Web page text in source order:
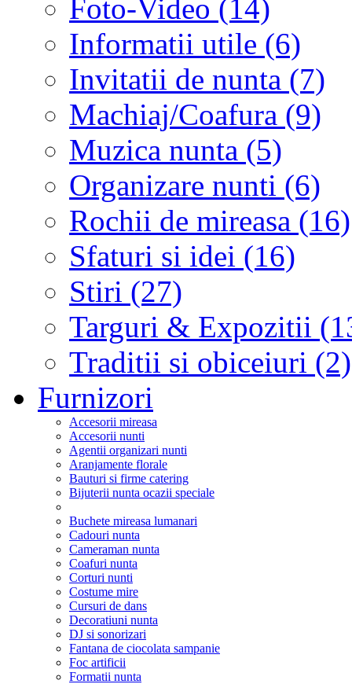
Foto-Video (14)
Informatii utile (6)
Invitatii de nunta (7)
Machiaj/Coafura (9)
Muzica nunta (5)
Organizare nunti (6)
Rochii de mireasa (16)
Sfaturi si idei (16)
Stiri (27)
Targuri & Expozitii
Traditii si obiceiuri (2)
Furnizori
Accesorii mireasa
Accesorii nunti
Agentii organizari nunti
Aranjamente florale
Bauturi si firme catering
Bijuterii nunta ocazii speciale
Buchete mireasa lumanari
Cadouri nunta
Cameraman nunta
Coafuri nunta
Corturi nunti
Costume mire
Cursuri de dans
Decoratiuni nunta
DJ si sonorizari
Fantana de ciocolata sampanie
Foc artificii
Formatii nunta